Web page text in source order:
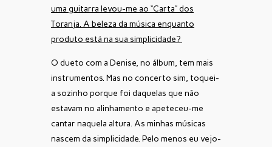
uma guitarra levou-me ao “Carta” dos
Toranja. A beleza da música enquanto
produto está na sua simplicidade?
O dueto com a Denise, no álbum, tem mais
instrumentos. Mas no concerto sim, toquei-
a sozinho porque foi daquelas que não
estavam no alinhamento e apeteceu-me
cantar naquela altura. As minhas músicas
nascem da simplicidade. Pelo menos eu vejo-